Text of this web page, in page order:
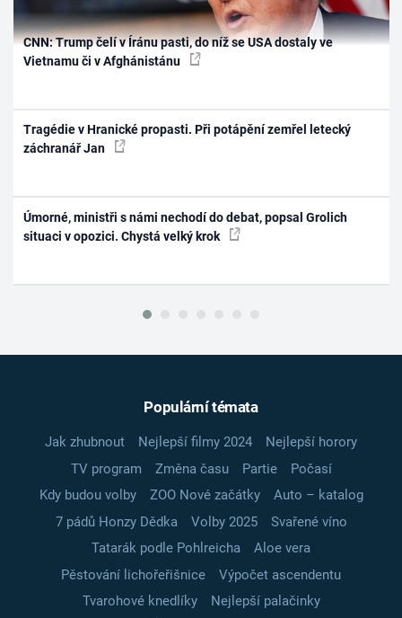
CNN: Trump čelí v Íránu pasti, do níž se USA dostaly ve
Vietnamu či v Afghánistánu
Tragédie v Hranické propasti. Při potápění zemřel letecký
záchranář Jan
Úmorné, ministři s námi nechodí do debat, popsal Grolich
situaci v opozici. Chystá velký krok
Populární témata
Jak zhubnout Nejlepší filmy 2024
Nejlepší horory
TV program
Změna času Partie
Počasí
Kdy budou volby
ZOO Nové začátky
Auto – katalog
7 pádů Honzy Dědka
Volby 2025
Svařené víno
Tatarák podle Pohlreicha
Aloe vera
Pěstování lichořeřišnice
Výpočet ascendentu
Tvarohové knedlíky
Nejlepší palačinky